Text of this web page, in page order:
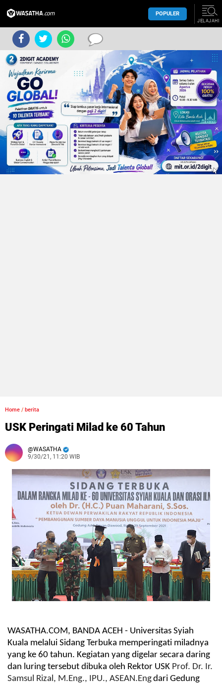
POPULER
JELAJAHI
Home / berita
USK Peringati Milad ke 60 Tahun
WASATHA
9/30/21, 11:20 WIB
WASATHA.COM, BANDA ACEH - Universitas Syiah
Kuala melalui Sidang Terbuka memperingati miladnya
yang ke 60 tahun. Kegiatan yang digelar secara daring
dan luring tersebut dibuka oleh Rektor USK Prof. Dr. Ir.
Samsul Rizal, M.Eng., IPU., ASEAN.Engdari Gedung